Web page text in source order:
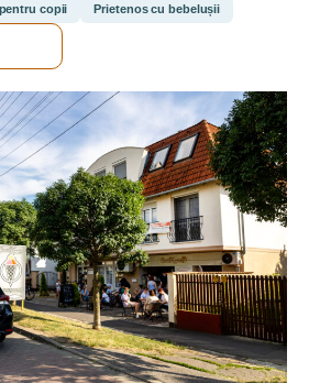
copii Prietenos cu bebelușii